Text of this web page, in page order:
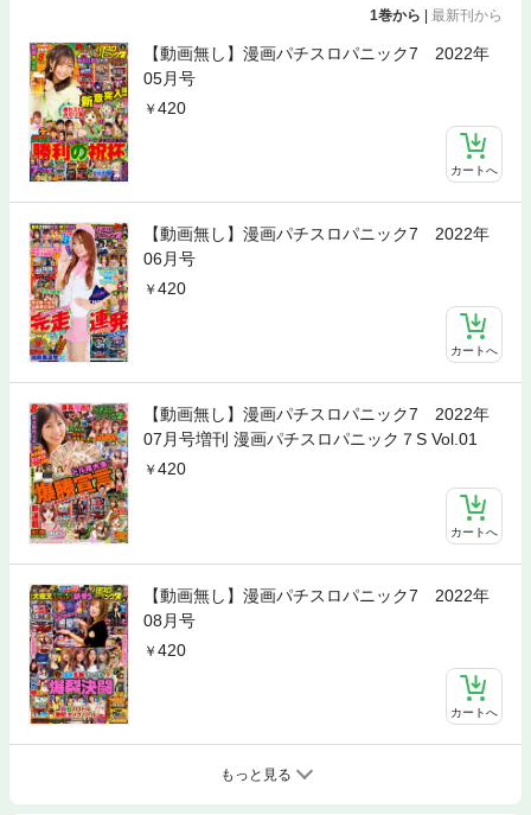
1巻から | 最新刊から
【動画無し】漫画パチスロパニック7 2022年
05月号
420
カートへ
【動画無し】漫画パチスロパニック7 2022年
06月号
420
カートへ
【動画無し】漫画パチスロパニック7 2022年
07月号増刊 漫画パチスロパニック７S Vol.01
420
カートへ
【動画無し】漫画パチスロパニック7 2022年
08月号
420
カートへ
もっと見る